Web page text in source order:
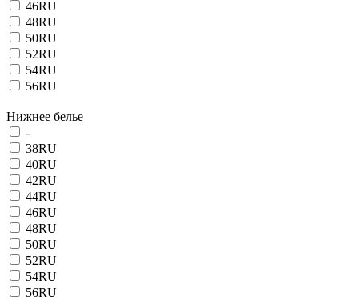
46RU
48RU
50RU
52RU
54RU
56RU
Нижнее белье
-
38RU
40RU
42RU
44RU
46RU
48RU
50RU
52RU
54RU
56RU